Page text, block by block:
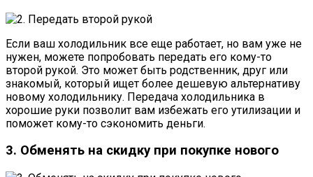
Если ваш холодильник все еще работает, но вам уже не
нужен, можете попробовать передать его кому-то
второй рукой. Это может быть родственник, друг или
знакомый, который ищет более дешевую альтернативу
новому холодильнику. Передача холодильника в
хорошие руки позволит вам избежать его утилизации и
поможет кому-то сэкономить деньги.
3. Обменять на скидку при покупке нового